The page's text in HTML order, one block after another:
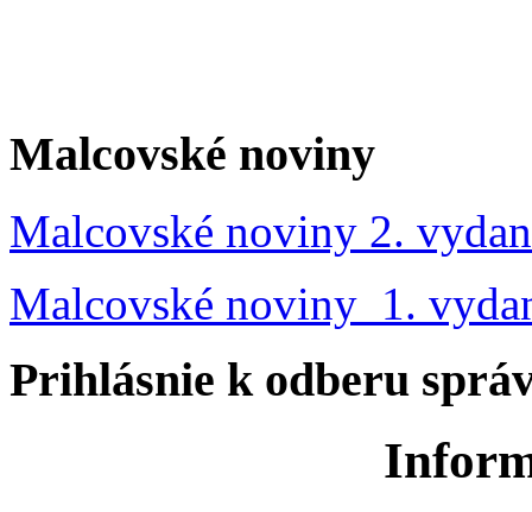
Malcovské noviny
Malcovské noviny 2.
Malcovské noviny 1.
Prihlásnie k odberu